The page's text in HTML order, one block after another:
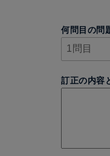
何問目の問
訂正の内容